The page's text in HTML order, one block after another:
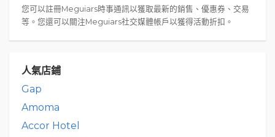
您可以註冊Meguiars時事通訊以獲取最新的銷售、優惠券、交易
等。您還可以關注Meguiars社交媒體帳戶以獲得活動折扣。
人氣店鋪
Gap
Amoma
Accor Hotel